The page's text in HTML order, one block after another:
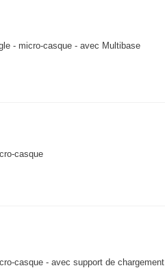
- micro-casque - avec Multibase
casque
casque - avec support de chargement